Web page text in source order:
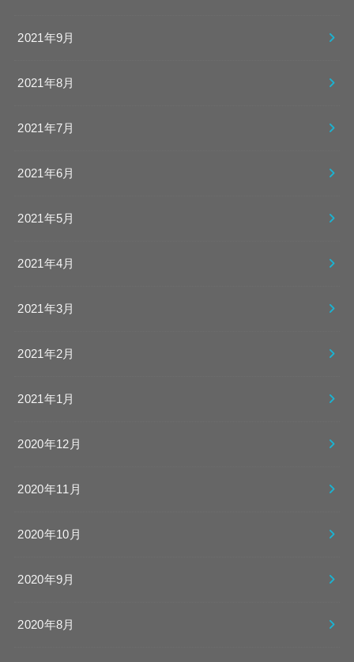
2021年9月
2021年8月
2021年7月
2021年6月
2021年5月
2021年4月
2021年3月
2021年2月
2021年1月
2020年12月
2020年11月
2020年10月
2020年9月
2020年8月